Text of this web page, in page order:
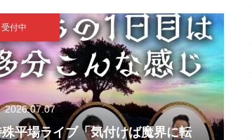
受付中
2026.07.07
平場ライブ「気付けば魔界に転